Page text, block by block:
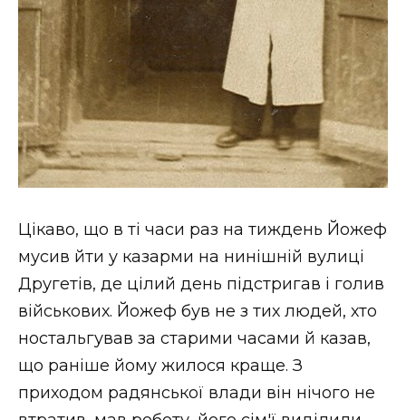
Цікаво, що в ті часи раз на тиждень Йожеф
мусив йти у казарми на нинішній вулиці
Другетів, де цілий день підстригав і голив
військових. Йожеф був не з тих людей, хто
ностальгував за старими часами й казав,
що раніше йому жилося краще. З
приходом радянської влади він нічого не